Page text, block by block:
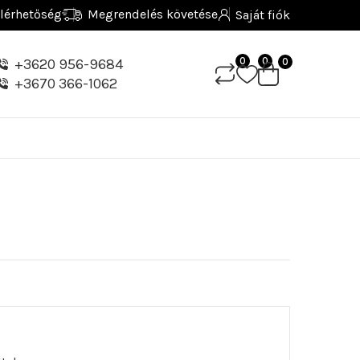
Megrendelés követése Saját fiók
+3620 956-9684
+3670 366-1062
0 0 0